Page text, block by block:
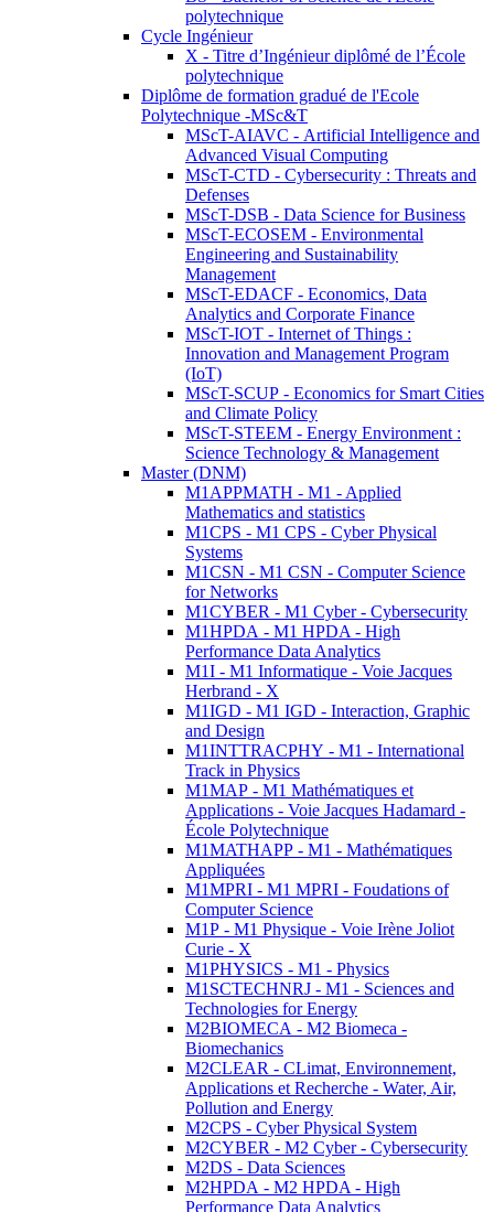
polytechnique
Cycle Ingénieur
X - Titre d’Ingénieur diplômé de l’École
polytechnique
Diplôme de formation gradué de l'Ecole
Polytechnique -MSc&T
MScT-AIAVC - Artificial Intelligence and
Advanced Visual Computing
MScT-CTD - Cybersecurity : Threats and
Defenses
MScT-DSB - Data Science for Business
MScT-ECOSEM - Environmental
Engineering and Sustainability
Management
MScT-EDACF - Economics, Data
Analytics and Corporate Finance
MScT-IOT - Internet of Things :
Innovation and Management Program
(IoT)
MScT-SCUP - Economics for Smart Cities
and Climate Policy
MScT-STEEM - Energy Environment :
Science Technology & Management
Master (DNM)
M1APPMATH - M1 - Applied
Mathematics and statistics
M1CPS - M1 CPS - Cyber Physical
Systems
M1CSN - M1 CSN - Computer Science
for Networks
M1CYBER - M1 Cyber - Cybersecurity
M1HPDA - M1 HPDA - High
Performance Data Analytics
M1I - M1 Informatique - Voie Jacques
Herbrand - X
M1IGD - M1 IGD - Interaction, Graphic
and Design
M1INTTRACPHY - M1 - International
Track in Physics
M1MAP - M1 Mathématiques et
Applications - Voie Jacques Hadamard -
École Polytechnique
M1MATHAPP - M1 - Mathématiques
Appliquées
M1MPRI - M1 MPRI - Foudations of
Computer Science
M1P - M1 Physique - Voie Irène Joliot
Curie - X
M1PHYSICS - M1 - Physics
M1SCTECHNRJ - M1 - Sciences and
Technologies for Energy
M2BIOMECA - M2 Biomeca -
Biomechanics
M2CLEAR - CLimat, Environnement,
Applications et Recherche - Water, Air,
Pollution and Energy
M2CPS - Cyber Physical System
M2CYBER - M2 Cyber - Cybersecurity
M2DS - Data Sciences
M2HPDA - M2 HPDA - High
Performance Data Analytics